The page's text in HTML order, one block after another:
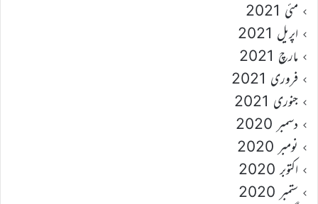
مئی 2021
اپریل 2021
مارچ 2021
فروری 2021
جنوری 2021
دسمبر 2020
نومبر 2020
اکتوبر 2020
ستمبر 2020